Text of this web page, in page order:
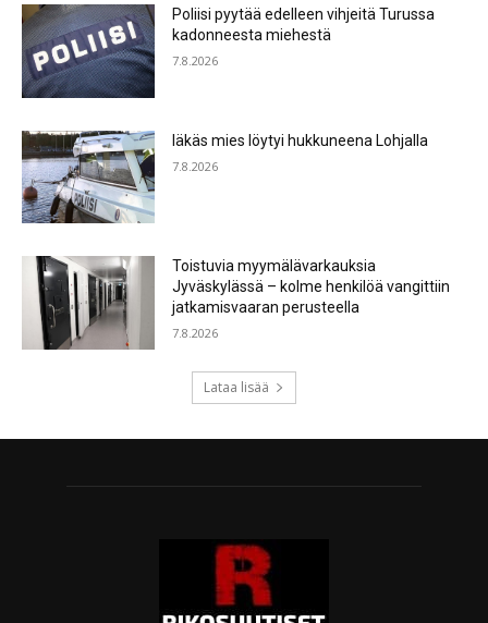
Poliisi pyytää edelleen vihjeitä Turussa
kadonneesta miehestä
7.8.2026
Iäkäs mies löytyi hukkuneena Lohjalla
7.8.2026
Toistuvia myymälävarkauksia
Jyväskylässä – kolme henkilöä vangittiin
jatkamisvaaran perusteella
7.8.2026
Lataa lisää